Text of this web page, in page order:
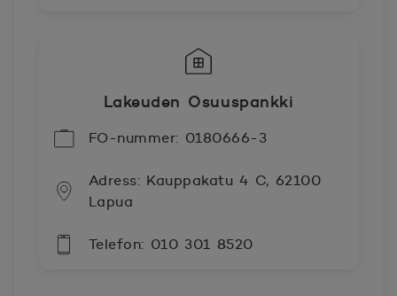
Lakeuden Osuuspankki
FO-nummer: 0180666-3
Adress: Kauppakatu 4 C, 62100
Lapua
Telefon: 010 301 8520